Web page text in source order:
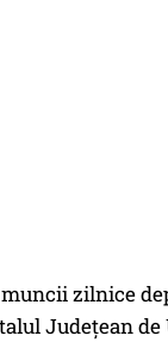
zilnice
Județean de